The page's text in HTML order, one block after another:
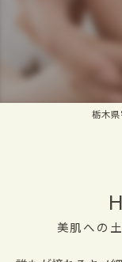
栃木
美肌への